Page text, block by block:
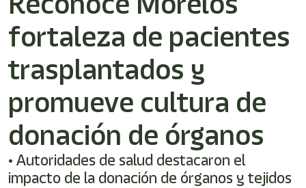
activates
the
screen
to
help
you
navigate
interact
the
content.
fortaleza de pacientes
trasplantados y
promueve cultura de
donación de órganos
• Autoridades de salud destacaron el
impacto de la donación de órganos y tejidos